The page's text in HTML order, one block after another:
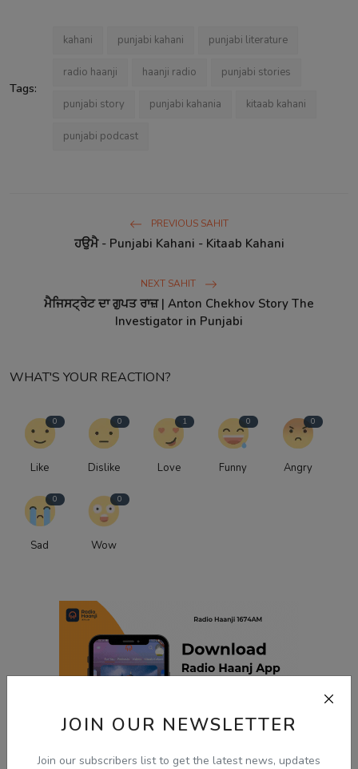
JOIN OUR NEWSLETTER
Join our subscribers list to get the latest news, updates
Tags:
kahani punjabi kahani punjabi literature
radio haanji haanji radio punjabi stories
punjabi story punjabi kahania kitaab kahani
punjabi podcast
PREVIOUS SAHIT
ਹਉਮੈ - Punjabi Kahani - Kitaab Kahani
NEXT SAHIT
ਮੈਜਿਸਟ੍ਰੇਟ ਦਾ ਗੁਪਤ ਰਾਜ਼ | Anton Chekhov Story The
Investigator in Punjabi
WHAT'S YOUR REACTION?
0
Like
0
Dislike
1
Love
0
Funny
0
Angry
0
Sad
0
Wow